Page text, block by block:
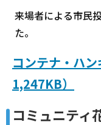
来場者による市民
た。
コンテナ・ハ
1,247KB）
コミュニティ